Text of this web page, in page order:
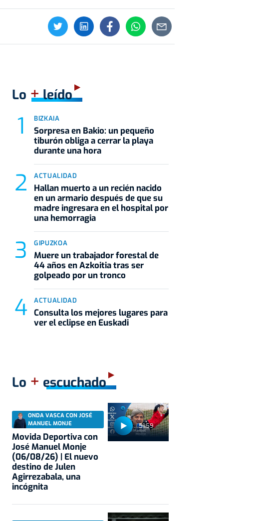
Lo +leído
BIZKAIA
Sorpresa en Bakio: un pequeño
tiburón obliga a cerrar la playa
durante una hora
ACTUALIDAD
Hallan muerto a un recién nacido
en un armario después de que su
madre ingresara en el hospital por
una hemorragia
GIPUZKOA
Muere un trabajador forestal de
44 años en Azkoitia tras ser
golpeado por un tronco
ACTUALIDAD
Consulta los mejores lugares para
ver el eclipse en Euskadi
Lo + escuchado
51:59
ONDA VASCA CON JOSÉ
MANUEL MONJE
Movida Deportiva con
José Manuel Monje
(06/08/26) | El nuevo
destino de Julen
Agirrezabala, una
incógnita